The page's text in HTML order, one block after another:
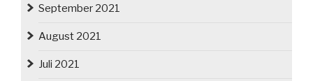
September 2021
August 2021
Juli 2021